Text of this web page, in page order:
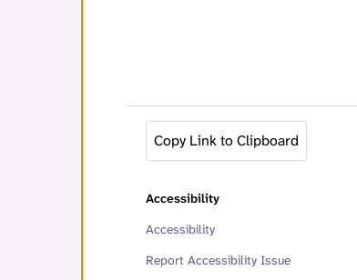
Copy Link to Clipboard
Accessibility
Accessibility
Report Accessibility Issue